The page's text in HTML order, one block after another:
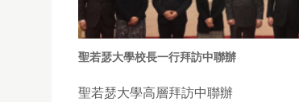
聖若瑟大學校長一行拜訪中聯辦
聖若瑟大學高層拜訪中聯辦